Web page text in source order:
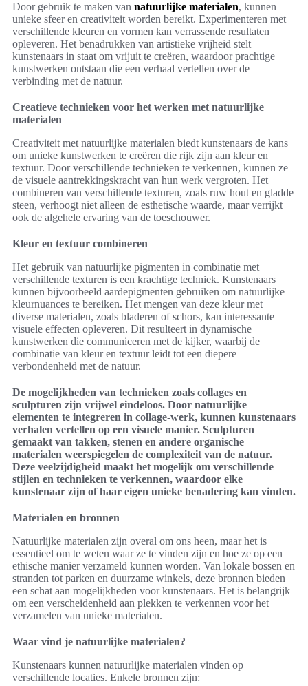
Door gebruik te maken van natuurlijke materialen, kunnen
unieke sfeer en creativiteit worden bereikt. Experimenteren met
verschillende kleuren en vormen kan verrassende resultaten
opleveren. Het benadrukken van artistieke vrijheid stelt
kunstenaars in staat om vrijuit te creëren, waardoor prachtige
kunstwerken ontstaan die een verhaal vertellen over de
verbinding met de natuur.
Creatieve technieken voor het werken met natuurlijke
materialen
Creativiteit met natuurlijke materialen biedt kunstenaars de kans
om unieke kunstwerken te creëren die rijk zijn aan kleur en
textuur. Door verschillende technieken te verkennen, kunnen ze
de visuele aantrekkingskracht van hun werk vergroten. Het
combineren van verschillende texturen, zoals ruw hout en gladde
steen, verhoogt niet alleen de esthetische waarde, maar verrijkt
ook de algehele ervaring van de toeschouwer.
Kleur en textuur combineren
Het gebruik van natuurlijke pigmenten in combinatie met
verschillende texturen is een krachtige techniek. Kunstenaars
kunnen bijvoorbeeld aardepigmenten gebruiken om natuurlijke
kleurnuances te bereiken. Het mengen van deze kleur met
diverse materialen, zoals bladeren of schors, kan interessante
visuele effecten opleveren. Dit resulteert in dynamische
kunstwerken die communiceren met de kijker, waarbij de
combinatie van kleur en textuur leidt tot een diepere
verbondenheid met de natuur.
De mogelijkheden van technieken zoals collages en
sculpturen zijn vrijwel eindeloos. Door natuurlijke
elementen te integreren in collage-werk, kunnen kunstenaars
verhalen vertellen op een visuele manier. Sculpturen
gemaakt van takken, stenen en andere organische
materialen weerspiegelen de complexiteit van de natuur.
Deze veelzijdigheid maakt het mogelijk om verschillende
stijlen en technieken te verkennen, waardoor elke
kunstenaar zijn of haar eigen unieke benadering kan vinden.
Materialen en bronnen
Natuurlijke materialen zijn overal om ons heen, maar het is
essentieel om te weten waar ze te vinden zijn en hoe ze op een
ethische manier verzameld kunnen worden. Van lokale bossen en
stranden tot parken en duurzame winkels, deze bronnen bieden
een schat aan mogelijkheden voor kunstenaars. Het is belangrijk
om een verscheidenheid aan plekken te verkennen voor het
verzamelen van unieke materialen.
Waar vind je natuurlijke materialen?
Kunstenaars kunnen natuurlijke materialen vinden op
verschillende locaties. Enkele bronnen zijn: